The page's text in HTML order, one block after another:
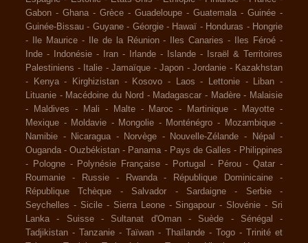
Gabon - Ghana - Grèce - Guadeloupe - Guatemala - Guinée -
Guinée-Bissau - Guyane - Géorgie - Hawaï - Honduras - Hongrie
-
Ile Maurice - Ile de la Réunion - Iles Canaries - Iles Féroé -
Inde - Indonésie - Iran - Irlande - Islande -
Israël & Territoires
Palestiniens - Italie - Jamaïque - Japon - Jordanie - Kazakhstan
-
Kenya - Kirghizistan - Kosovo - Laos - Lettonie - Liban -
Lituanie - Macédoine du Nord - Madagascar - Madère - Malaisie
-
Maldives - Mali - Malte - Maroc - Martinique - Mayotte -
Mexique - Moldavie - Mongolie - Monténégro - Mozambique -
Namibie - Nicaragua - Norvège - Nouvelle-Zélande - Népal
-
Ouganda -Ouzbékistan - Panama - Pays de Galles - Philippines
-
Pologne - Polynésie Française - Portugal - Pérou -Qatar -
Roumanie
- Russie - Rwanda - République Dominicaine
-
République Tchèque
- Salvador - Sardaigne - Serbie
-
Seychelles - Sicile - Sierra Leone - Singapour - Slovénie - Sri
Lanka
- Suisse - Sultanat d'Oman - Suède - Sénégal
-
Tadjikistan -Tanzanie -Taïwan - Thaïlande - Togo - Trinité et